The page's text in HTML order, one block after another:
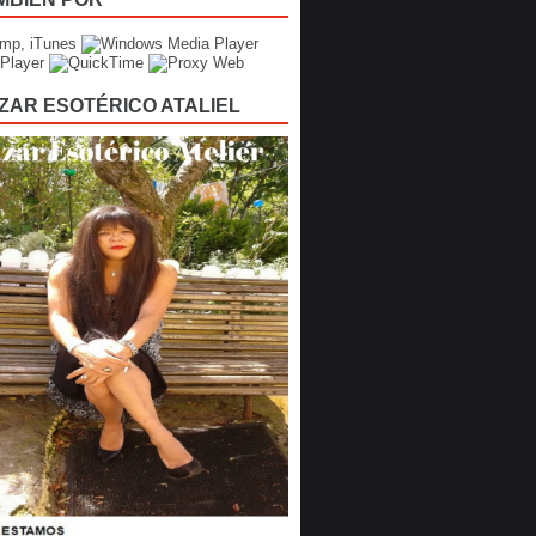
ESOTÉRICO ATALIEL